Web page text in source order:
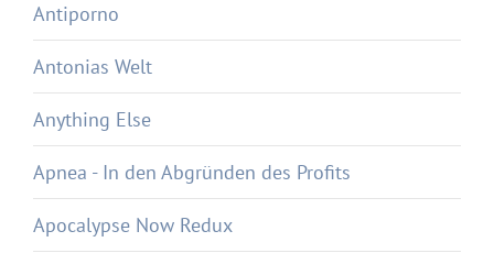
Antiporno
Antonias Welt
Anything Else
Apnea - In den Abgründen des Profits
Apocalypse Now Redux